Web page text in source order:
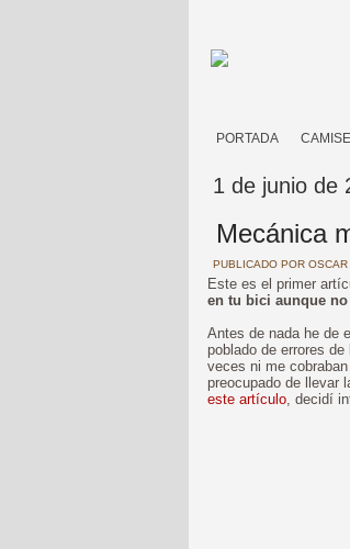
PORTADA
1 de junio de
Mecánica
PUBLICADO POR OSCAR
Este es el primer
en tu bici aunque
Antes de nada he de
poblado de errores
veces ni me
preocupado de llevar
este artículo, decidí